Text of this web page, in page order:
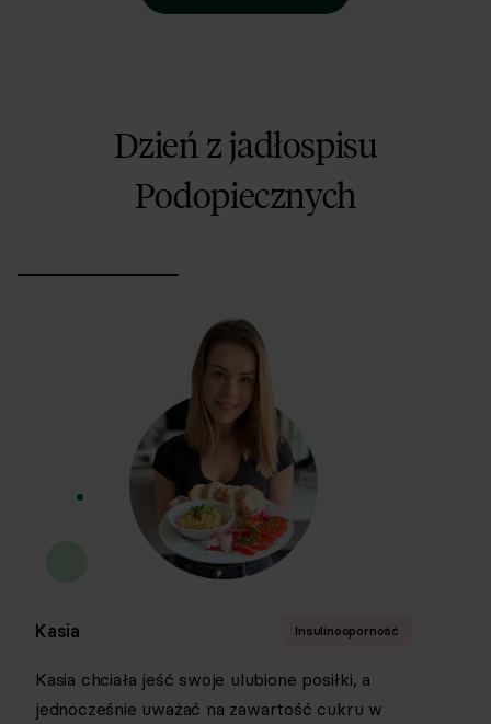
Uwzględnienie gotowych dań w planie
Materiały edukacyjne w aplikacji
Opieka dietetyka
Dzień z jadłospisu
Podopiecznych
Kasia Insulinooporność
Kasia chciała jeść swoje ulubione posiłki, a
jednocześnie uważać na zawartość cukru w